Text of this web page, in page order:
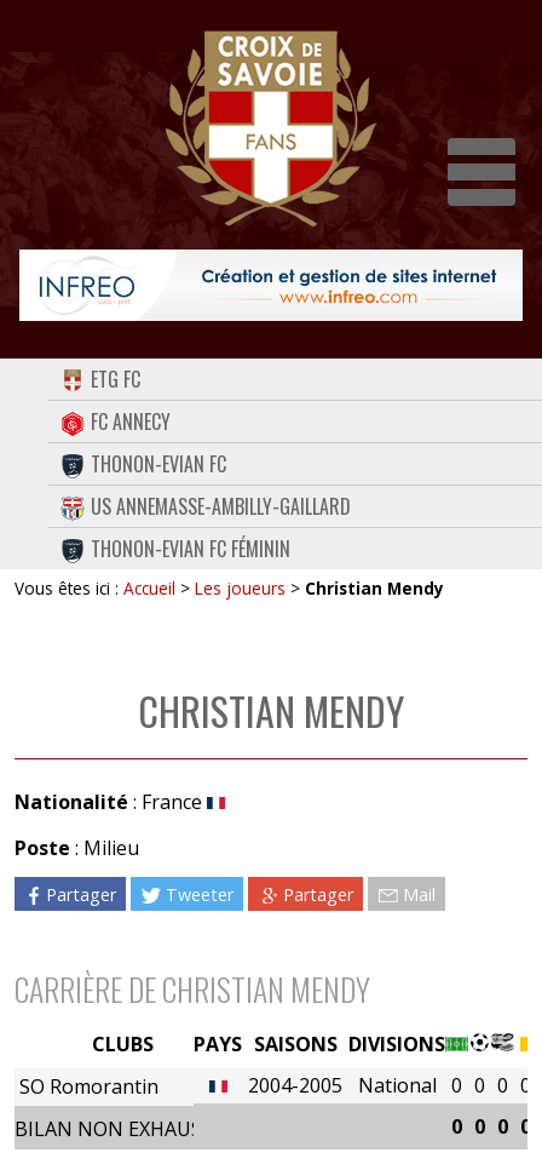
ACCUEIL
FORUM
CONTACT
FACEBOOK
TWITTER
ETG FC
FC ANNECY
THONON-EVIAN FC
US ANNEMASSE-AMBILLY-GAILLARD
THONON-EVIAN FC FÉMININ
Vous êtes ici : Accueil > Les joueurs > Christian Mendy
CHRISTIAN MENDY
Nationalité : France
Poste : Milieu
Partager Tweeter Partager Mail
CARRIÈRE DE CHRISTIAN MENDY
PAYS SAISONS DIVISIONS
2004-2005
National 0 0 0 0
0 0 0 0
CLUBS
SO Romorantin
BILAN NON EXHAUSTIF